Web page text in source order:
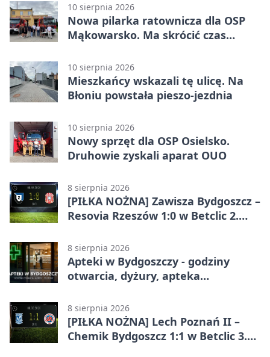
10 sierpnia 2026
Nowa pilarka ratownicza dla OSP
Mąkowarsko. Ma skrócić czas
10 sierpnia 2026
Mieszkańcy wskazali tę ulicę. Na
Błoniu powstała pieszo-jezdnia
10 sierpnia 2026
Nowy sprzęt dla OSP Osielsko.
Druhowie zyskali aparat OUO
8 sierpnia 2026
[PIŁKA NOŻNA] Zawisza Bydgoszcz –
Resovia Rzeszów 1:0 w Betclic 2.
8 sierpnia 2026
Apteki w Bydgoszczy - godziny
otwarcia, dyżury, apteka
8 sierpnia 2026
[PIŁKA NOŻNA] Lech Poznań II –
Chemik Bydgoszcz 1:1 w Betclic 3.